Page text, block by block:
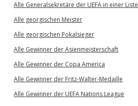
Alle Generalsekretäre der UEFA in einer Liste
Alle georgischen Meister
Alle georgischen Pokalsieger
Alle Gewinner der Asienmeisterschaft
Alle Gewinner der Copa America
Alle Gewinner der Fritz-Walter-Medaille
Alle Gewinner der UEFA Nations League